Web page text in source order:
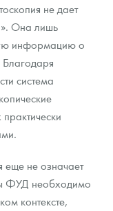
не дает
Она лишь
информацию о
Благодаря
система
не означает
ФУД необходимо
контексте,